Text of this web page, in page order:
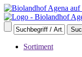
Sortiment